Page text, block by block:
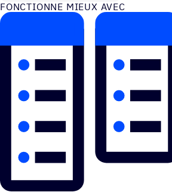
FONC­TIONNE MIEUX AVEC